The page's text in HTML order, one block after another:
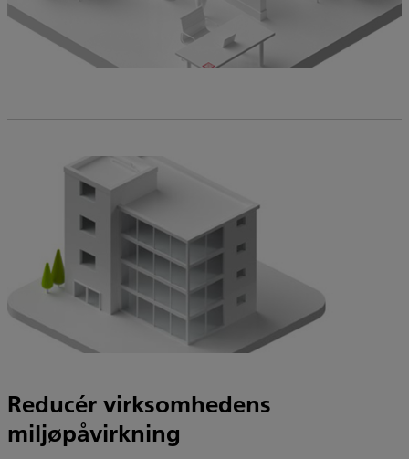
Reducér virksomhedens
miljøpåvirkning